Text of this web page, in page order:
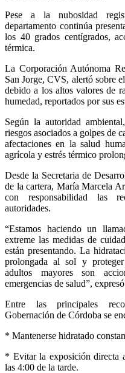
Pese a la nubosidad
departamento continúa
los 40 grados centígrados,
térmica.
La Corporación Autónoma
San Jorge, CVS, alertó sobre
debido a los altos valores de
humedad, reportados por sus
Según la autoridad
riesgos asociados a golpes de
afectaciones en la salud
agrícola y estrés térmico
Desde la Secretaria de
de la cartera, María Marcela
con responsabilidad las
autoridades.
“Estamos haciendo un
extreme las medidas de
están presentando. La
prolongada al sol y
adultos mayores son
emergencias de salud”,
Entre las principales
Gobernación de Córdoba se
* Mantenerse hidratado
* Evitar la exposición directa
las 4:00 de la tarde.